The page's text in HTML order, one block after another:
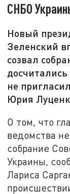
СНБО
Новый
Зеленский
созвал
досчитались
не
Юрия
О том, что
ведомства
собрание
Украины,
Лариса